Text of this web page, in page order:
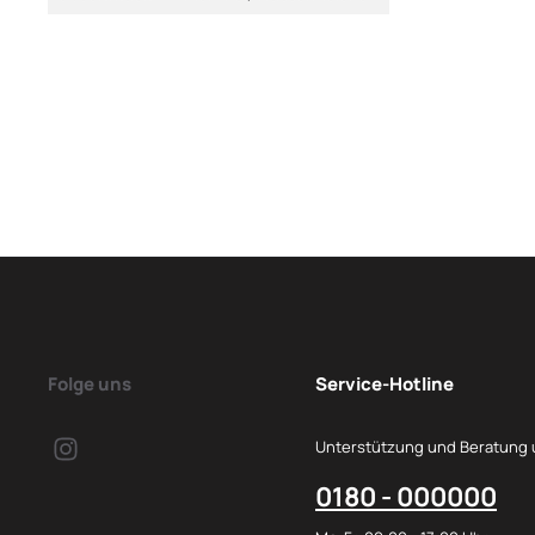
Folge uns Service-Hotline
Unterstützung und Beratung
0180 - 000000